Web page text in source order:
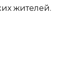
жителей.